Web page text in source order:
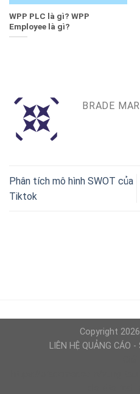
WPP PLC là gì? WPP
Employee là gì?
BRADE MAR
Phân tích mô hình SWOT của
Tiktok
Copyright
LIÊN HỆ QUẢNG CÁO